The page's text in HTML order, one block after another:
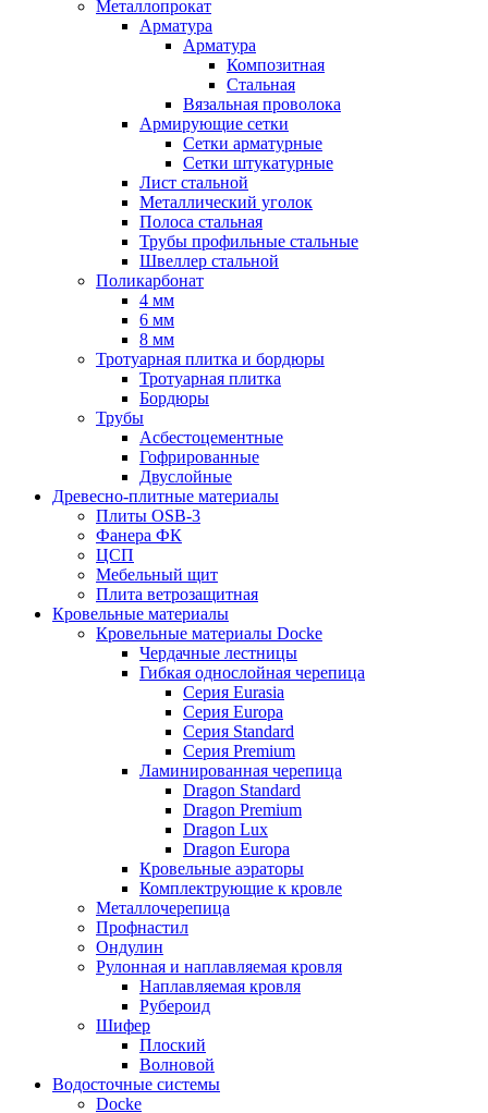
Металлопрокат
Арматура
Арматура
Композитная
Стальная
Вязальная проволока
Армирующие сетки
Сетки арматурные
Сетки штукатурные
Лист стальной
Металлический уголок
Полоса стальная
Трубы профильные стальные
Швеллер стальной
Поликарбонат
4 мм
6 мм
8 мм
Тротуарная плитка и бордюры
Тротуарная плитка
Бордюры
Трубы
Асбестоцементные
Гофрированные
Двуслойные
Древесно-плитные материалы
Плиты OSB-3
Фанера ФК
ЦСП
Мебельный щит
Плита ветрозащитная
Кровельные материалы
Кровельные материалы Docke
Чердачные лестницы
Гибкая однослойная черепица
Серия Eurasia
Серия Europa
Серия Standard
Серия Premium
Ламинированная черепица
Dragon Standard
Dragon Premium
Dragon Lux
Dragon Europa
Кровельные аэраторы
Комплектрующие к кровле
Металлочерепица
Профнастил
Ондулин
Рулонная и наплавляемая кровля
Наплавляемая кровля
Рубероид
Шифер
Плоский
Волновой
Водосточные системы
Docke